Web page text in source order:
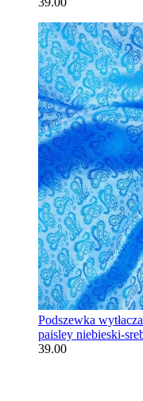
Podszewka
paisley niebieski-
39.00